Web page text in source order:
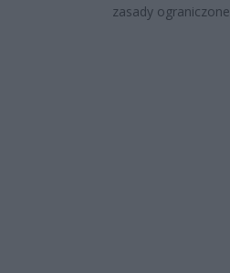
zasady